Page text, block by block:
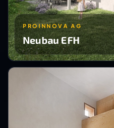
PROINNOVA AG
Neubau EFH